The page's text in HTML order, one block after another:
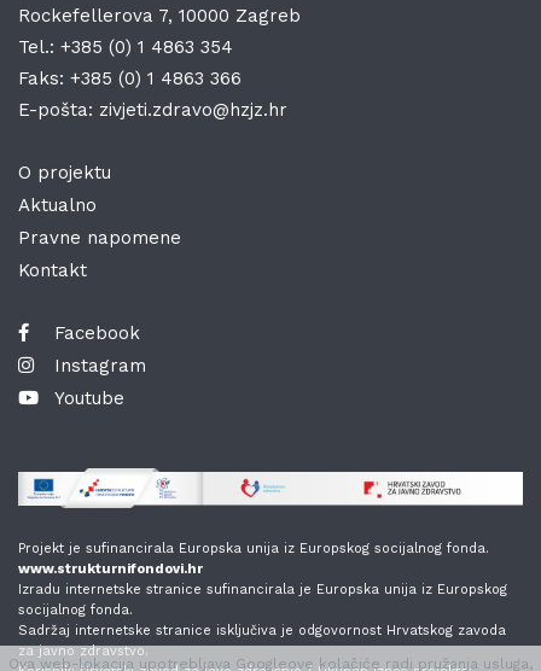
Rockefellerova 7, 10000 Zagreb
Tel.: +385 (0) 1 4863 354
Faks: +385 (0) 1 4863 366
E-pošta: zivjeti.zdravo@hzjz.hr
O projektu
Aktualno
Pravne napomene
Kontakt
Facebook
Instagram
Youtube
Projekt je sufinancirala Europska unija iz Europskog socijalnog fonda.
www.strukturnifondovi.hr
Izradu internetske stranice sufinancirala je Europska unija iz Europskog
socijalnog fonda.
Sadržaj internetske stranice isključiva je odgovornost Hrvatskog zavoda
za javno zdravstvo.
Ova web-lokacija upotrebljava Googleove kolačiće radi pružanja usluga,